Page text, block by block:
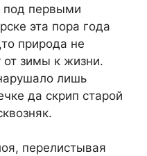
под первыми
эта пора года
природа не
от зимы к жизни.
лишь
да скрип старой
перелистывая